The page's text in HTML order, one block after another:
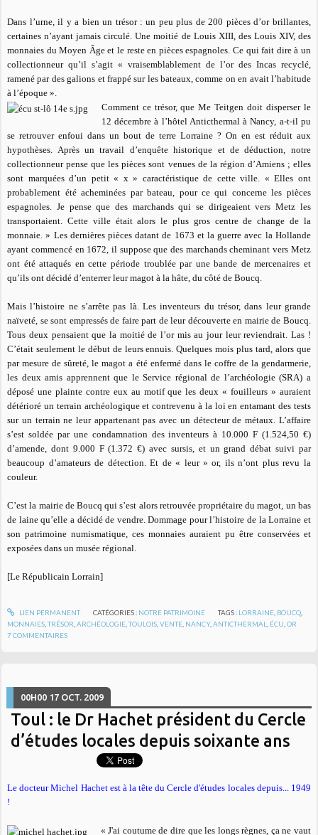
Dans l’urne, il y a bien un trésor : un peu plus de 200 pièces d’or brillantes,
certaines n’ayant jamais circulé. Une moitié de Louis XIII, des Louis XIV, des
monnaies du Moyen Âge et le reste en pièces espagnoles. Ce qui fait dire à un
collectionneur qu’il s’agit« vraisemblablement de l’or des Incas recyclé,
ramené par des galions et frappé sur les bateaux, comme on en avait l’habitude
à l’époque ».
Comment ce trésor, que Me Teitgen doit disperser le
12 décembre à l’hôtel Anticthermal à Nancy, a-t-il pu
se retrouver enfoui dans un bout de terre Lorraine ? On en est réduit aux
hypothèses. Après un travail d’enquête historique et de déduction, notre
collectionneur pense que les pièces sont venues de la région d’Amiens ; elles
sont marquées d’un petit « x » caractéristique de cette ville. « Elles ont
probablement été acheminées par bateau, pour ce qui concerne les pièces
espagnoles. Je pense que des marchands qui se dirigeaient vers Metz les
transportaient. Cette ville était alors le plus gros centre de change de la
monnaie. » Les dernières pièces datant de 1673 et la guerre avec la Hollande
ayant commencé en 1672, il suppose que des marchands cheminant vers Metz
ont été attaqués en cette période troublée par une bande de mercenaires et
qu’ils ont décidé d’enterrer leur magot à la hâte, du côté de Boucq.
Mais l’histoire ne s’arrête pas là. Les inventeurs du trésor, dans leur grande
naïveté, se sont empressés de faire part de leur découverte en mairie de Boucq.
Tous deux pensaient que la moitié de l’or mis au jour leur reviendrait. Las !
C’était seulement le début de leurs ennuis. Quelques mois plus tard, alors que
par mesure de sûreté, le magot a été enfermé dans le coffre de la gendarmerie,
les deux amis apprennent que le Service régional de l’archéologie (SRA) a
déposé une plainte contre eux au motif que les deux « fouilleurs » auraient
détérioré un terrain archéologique et contrevenu à la loi en entamant des tests
sur un terrain ne leur appartenant pas avec un détecteur de métaux. L’affaire
s’est soldée par une condamnation des inventeurs à 10.000 F (1.524,50 €)
d’amende, dont 9.000 F (1.372 €) avec sursis, et un grand débat suivi par
beaucoup d’amateurs de détection. Et de « leur » or, ils n’ont plus revu la
couleur.
C’est la mairie de Boucq qui s’est alors retrouvée propriétaire du magot, un bas
de laine qu’elle a décidé de vendre. Dommage pour l’histoire de la Lorraine et
son patrimoine numismatique, ces monnaies auraient pu être conservées et
exposées dans un musée régional.
[Le Républicain Lorrain]
LIEN PERMANENT CATÉGORIES : NOTRE PATRIMOINE TAGS : LORRAINE BOUCQ
MONNAIES ,TRÉSOR ,ARCHÉOLOGIE ,TOULOIS ,VENTE NANCY,ANTICTHERMAL ÉCU ,OR
7COMMENTAIRES
00H00 17 OCT. 2009
Toul : le Dr Hachet président du Cercle
d’études locales depuis soixante ans
Le docteur Michel Hachet est à la tête du Cercle d'études locales depuis... 1949
!
«J'ai coutume de dire que les longs règnes, ça ne vaut